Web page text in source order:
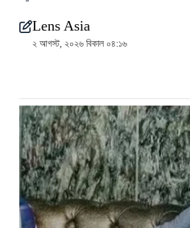
Lens Asia
২ আগস্ট, ২০২৬ বিকাল ০৪:১৬